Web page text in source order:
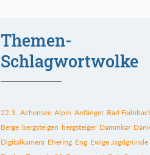
Themen-
Schlagwortwolke
22.3. Achensee Alpin Anfänger Bad
Berge bergsteigen bergsteiger Dammkar
Digitalkamera Ehering Eng Ewige Jagdgründe